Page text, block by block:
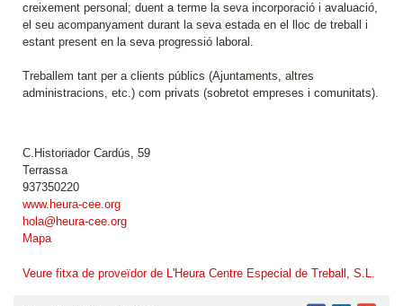
creixement personal; duent a terme la seva incorporació i avaluació,
el seu acompanyament durant la seva estada en el lloc de treball i
estant present en la seva progressió laboral.
Treballem tant per a clients públics (Ajuntaments, altres
administracions, etc.) com privats (sobretot empreses i comunitats).
C.Historiador Cardús, 59
Terrassa
937350220
www.heura-cee.org
hola@heura-cee.org
Mapa
Veure fitxa de proveïdor de L'Heura Centre Especial de Treball, S.L.